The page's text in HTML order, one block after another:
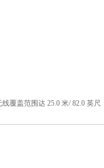
覆盖范围达 25.0 米/ 82.0 英尺